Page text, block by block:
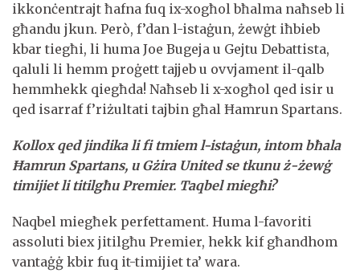
ikkonċentrajt ħafna fuq ix-xogħol bħalma naħseb li
għandu jkun. Però, f’dan l-istaġun, żewġt iħbieb
kbar tiegħi, li huma Joe Bugeja u Gejtu Debattista,
qaluli li hemm proġett tajjeb u ovvjament il-qalb
hemmhekk qiegħda! Naħseb li x-xogħol qed isir u
qed isarraf f’riżultati tajbin għal Ħamrun Spartans.
Kollox qed jindika li fi tmiem l-istaġun, intom bħala
Ħamrun Spartans, u Gżira United se tkunu ż-żewġ
timijiet li titilgħu Premier. Taqbel miegħi?
Naqbel miegħek perfettament. Huma l-favoriti
assoluti biex jitilgħu Premier, hekk kif għandhom
vantaġġ kbir fuq it-timijiet ta’ wara.